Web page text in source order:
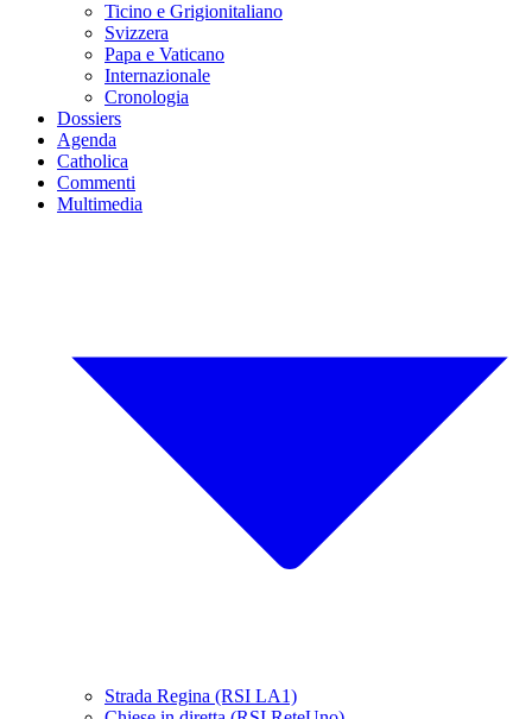
Ticino e Grigionitaliano
Svizzera
Papa e Vaticano
Internazionale
Cronologia
Dossiers
Agenda
Catholica
Commenti
Multimedia
Strada Regina (RSI LA1)